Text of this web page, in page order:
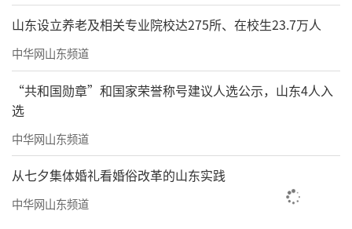
山东设立养老及相关专业院校达275所、在校生23.7万人
中华网山东频道
“共和国勋章”和国家荣誉称号建议人选公示，山东4人入
选
中华网山东频道
从七夕集体婚礼看婚俗改革的山东实践
中华网山东频道